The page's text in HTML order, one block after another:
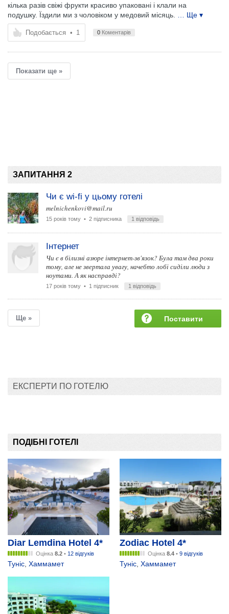
кілька разів свіжі фрукти красиво упаковані і клали на
подушку. Їздили ми з чоловіком у медовий місяць.
… Ще ▾
Подобається • 1 0 Коментарів
Показати ще »
ЗАПИТАННЯ 2
Чи є wi-fi у цьому готелі
melnichenkovi@mail.ru
15 років тому • 2 підписника 1 відповідь
Інтернет
Чи є в білизні азюре інтернет-зв'язок? Була там два роки
тому, але не звертала увагу, начебто лобі сиділи люди з
ноутами. А як насправді?
17 років тому • 1 підписник 1 відповідь
Ще »
Поставити
ЕКСПЕРТИ ПО ГОТЕЛЮ
ПОДІБНІ ГОТЕЛІ
Diar Lemdina Hotel 4*
Оцінка 8.2 • 12 відгуків
Туніс, Хаммамет
Zodiac Hotel 4*
Оцінка 8.4 • 9 відгуків
Туніс, Хаммамет